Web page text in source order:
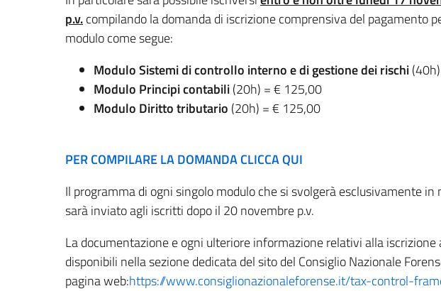
p.v.compilando la domanda di iscrizione comprensiva del pagamento
modulo come segue:
Modulo Sistemi di controllo interno e di gestione dei rischi
Modulo Principi contabili(20h) = € 125,00
Modulo Diritto tributario (20h) = € 125,00
PER COMPILARE LA DOMANDA CLICCA QUI
Il programma di ogni singolo modulo che si svolgerà esclusivamente
sarà inviato agli iscritti dopo il 20 novembre p.v.
La documentazione e ogni ulteriore informazione relativi alla iscrizione
disponibili nella sezione dedicata del sito del Consiglio Nazionale
pagina web:https://www.consiglionazionaleforense.it/tax-control-